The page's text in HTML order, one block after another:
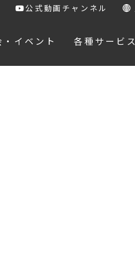
公式動画チャンネル
・イベント 各種サービス